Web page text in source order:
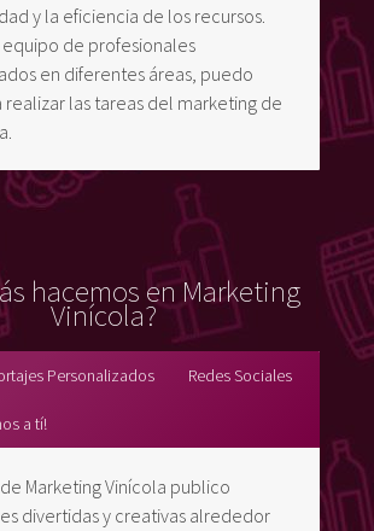
y la eficiencia de los recursos.
equipo de profesionales
en diferentes áreas, puedo
realizar las tareas del marketing de
hacemos en Marketing
Vinícola?
Personalizados Redes Sociales
a tí!
Marketing Vinícola publico
divertidas y creativas alrededor